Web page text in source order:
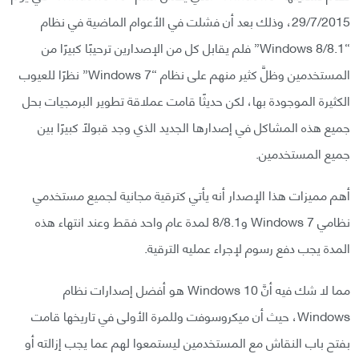
29/7/2015، وذلك بعد أن فشلت في الأعوام الماضية في نظام
“Windows 8/8.1” فلم يقابل كل من الإصدارين ترحيبًا كبيرًا من
المستخدمين وظلَّ كثير منهم على نظام “Windows 7” نظرًا للعيوب
الكثيرة الموجودة بها، لكن حديثًا قامت عملاقة تطوير البرمجيات بحل
جميع هذه المشاكل في إصدارها الجديد الذي وجد قبولًا كبيرًا بين
جميع المستخدمين.
أهم مميزات هذا الإصدار أنه يأتي كترقية مجانية لجميع مستخدمي
نظامي Windows 7 و8/8.1 لمدة عام واحد فقط وعند انتهاء هذه
المدة يجب دفع رسوم لإجراء عمليه الترقية.
مما لا شك فيه أنَّ Windows 10 هو أفضل إصدارات نظام
Windows، حيث أن ميكروسوفت وللمرة الأولى في تاريخها قامت
بفتح باب النقاش مع المستخدمين ليستمعوا لهم عما يجب إزالته أو